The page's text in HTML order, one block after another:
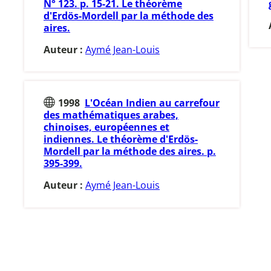
N° 123. p. 15-21. Le théorème
d'Erdös-Mordell par la méthode des
aires.
Auteur : Aymé Jean-Louis
1998 L'Océan Indien au carrefour
des mathématiques arabes,
chinoises, européennes et
indiennes. Le théorème d'Erdös-
Mordell par la méthode des aires. p.
395-399.
Auteur : Aymé Jean-Louis